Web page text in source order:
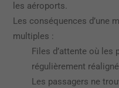
les aéroports.
Les conséquences d’une
multiples :
Files d’attente où les
régulièrement
Les passagers ne